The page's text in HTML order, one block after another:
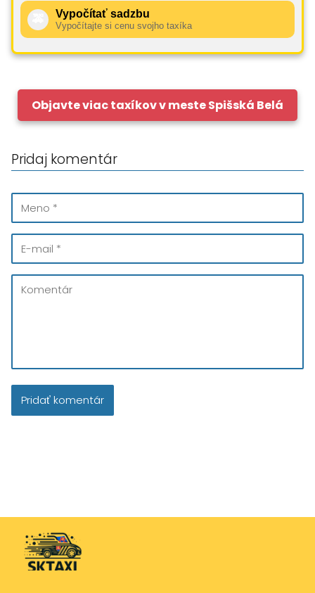
Vypočítať sadzbu
Vypočítajte si cenu svojho taxíka
Objavte viac taxíkov v meste Spišská Belá
Pridaj komentár